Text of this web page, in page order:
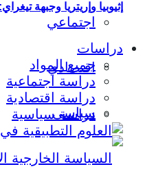
اجتماعي
اقتصادي
سياسي
إثيوبيا وإريتريا وجبهة
دراسات
جميع المواد
دراسة اجتماعية
دراسة اقتصادية
دراسة سياسية